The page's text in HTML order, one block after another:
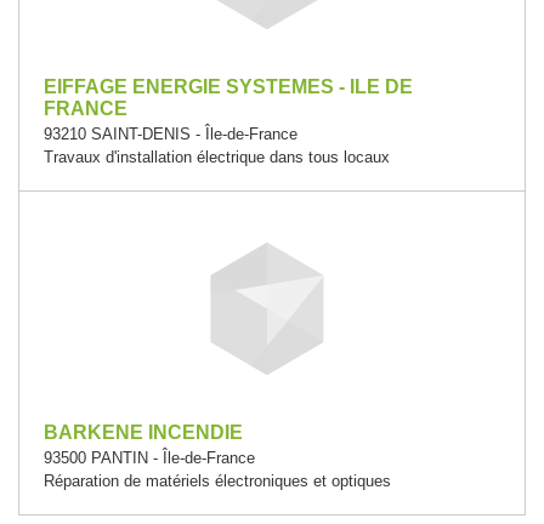
EIFFAGE ENERGIE SYSTEMES - ILE DE
FRANCE
93210 SAINT-DENIS - Île-de-France
Travaux d'installation électrique dans tous locaux
BARKENE INCENDIE
93500 PANTIN - Île-de-France
Réparation de matériels électroniques et optiques